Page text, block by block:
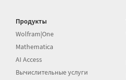
Продукты
Wolfram|One
Mathematica
AI Access
Вычислительные услуги